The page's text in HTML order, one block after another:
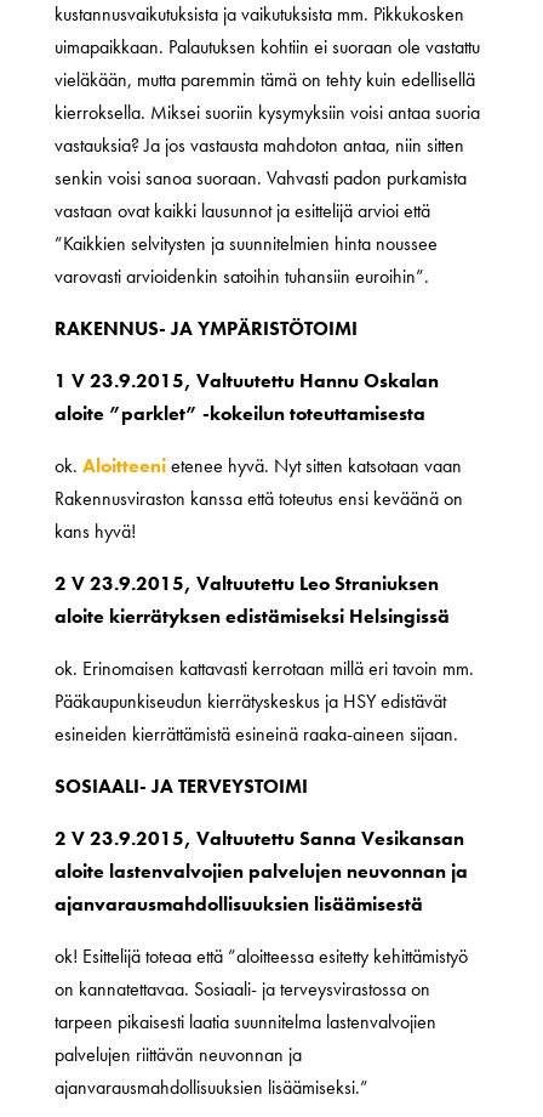
kustannusvaikutuksista ja vaikutuksista mm. Pikkukosken
uimapaikkaan. Palautuksen kohtiin ei suoraan ole vastattu
vieläkään, mutta paremmin tämä on tehty kuin edellisellä
kierroksella. Miksei suoriin kysymyksiin voisi antaa suoria
vastauksia? Ja jos vastausta mahdoton antaa, niin sitten
senkin voisi sanoa suoraan. Vahvasti padon purkamista
vastaan ovat kaikki lausunnot ja esittelijä arvioi että
”Kaikkien selvitysten ja suunnitelmien hinta noussee
varovasti arvioidenkin satoihin tuhansiin euroihin”.
RAKENNUS- JA YMPÄRISTÖTOIMI
1 V 23.9.2015, Valtuutettu Hannu Oskalan
aloite ”parklet” -kokeilun toteuttamisesta
ok. Aloitteenietenee hyvä. Nyt sitten katsotaan vaan
Rakennusviraston kanssa että toteutus ensi keväänä on
kans hyvä!
2 V 23.9.2015, Valtuutettu Leo Straniuksen
aloite kierrätyksen edistämiseksi Helsingissä
ok. Erinomaisen kattavasti kerrotaan millä eri tavoin mm.
Pääkaupunkiseudun kierrätyskeskus ja HSY edistävät
esineiden kierrättämistä esineinä raaka-aineen sijaan.
SOSIAALI- JA TERVEYSTOIMI
2 V 23.9.2015, Valtuutettu Sanna Vesikansan
aloite lastenvalvojien palvelujen neuvonnan ja
ajanvarausmahdollisuuksien lisäämisestä
ok! Esittelijä toteaa että ”aloitteessa esitetty kehittämistyö
on kannatettavaa. Sosiaali- ja terveysvirastossa on
tarpeen pikaisesti laatia suunnitelma lastenvalvojien
palvelujen riittävän neuvonnan ja
ajanvarausmahdollisuuksien lisäämiseksi.”